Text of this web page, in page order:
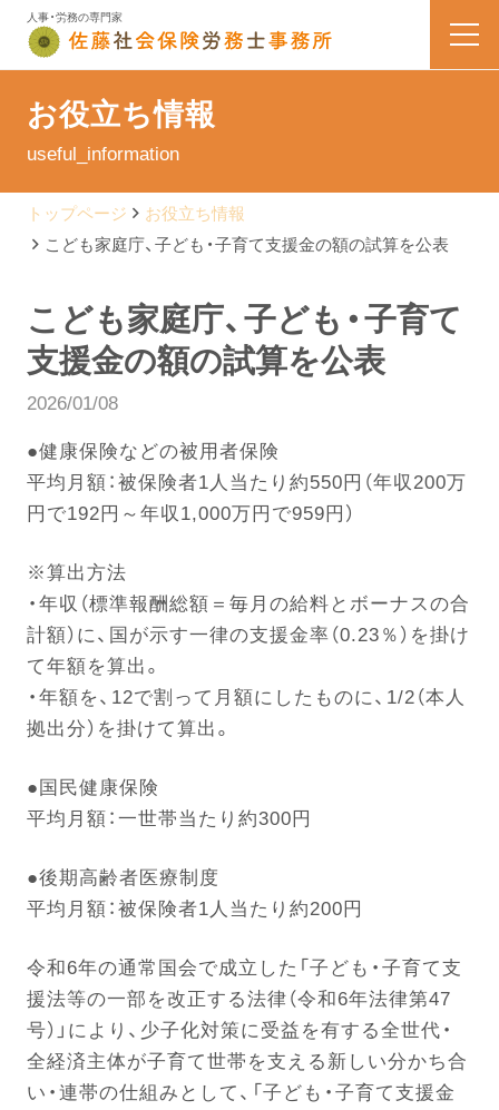
人事・労務の専門家
会社案内
料金表
よくある質問
佐藤なう
お役立ち情報
useful_information
トップページ
お役立ち情報
こども家庭庁、子ども・子育て支援金の額の試算を公表
こども家庭庁、子ども・子育て
支援金の額の試算を公表
2026/01/08
●健康保険などの被用者保険
平均月額：被保険者1人当たり約550円（年収200万
円で192円～年収1,000万円で959円）
※算出方法
・年収（標準報酬総額＝毎月の給料とボーナスの合
計額）に、国が示す一律の支援金率（0.23％）を掛け
て年額を算出。
・年額を、12で割って月額にしたものに、1/2（本人
拠出分）を掛けて算出。
●国民健康保険
平均月額：一世帯当たり約300円
●後期高齢者医療制度
平均月額：被保険者1人当たり約200円
令和6年の通常国会で成立した「子ども・子育て支
援法等の一部を改正する法律（令和6年法律第47
号）」により、少子化対策に受益を有する全世代・
全経済主体が子育て世帯を支える新しい分かち合
い・連帯の仕組みとして、「子ども・子育て支援金